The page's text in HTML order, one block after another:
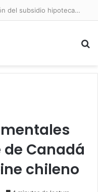
Diputado Sabat celebra ampliación del subsidio hipotecario con viviendas de hasta 6.000 UF
Canadá
chileno